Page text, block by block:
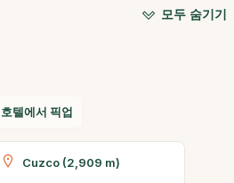
모두 숨기기
호텔에서 픽업
Cuzco (2,909 m)